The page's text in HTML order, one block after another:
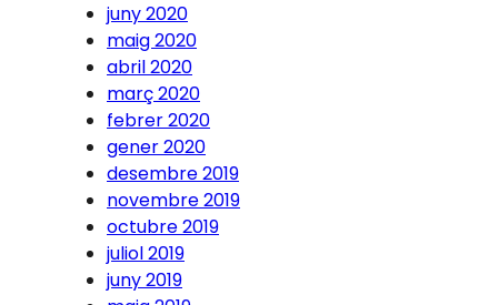
juny 2020
maig 2020
abril 2020
març 2020
febrer 2020
gener 2020
desembre 2019
novembre 2019
octubre 2019
juliol 2019
juny 2019